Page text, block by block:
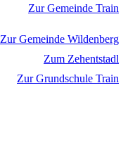
Zur Gemeinde Train
Zur Gemeinde Wildenberg
Zum Zehentstadl
Zur Grundschule Train